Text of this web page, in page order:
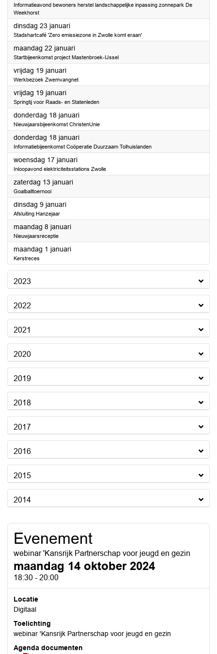
Informatieavond bewoners herstel landschappelijke inpassing zonnepark De
Weekhorst
dinsdag 23 januari2024
Stadshartcafé 'Zero emissiezone in Zwolle komt eraan'
maandag 22 januari2024
Startbijeenkomst project Mastenbroek-IJssel
vrijdag 19 januari2024
Werkbezoek Zwemvangnet
vrijdag 19 januari2024
Springtij voor Raads- en Statenleden
donderdag 18 januari2024
Nieuwjaarsbijeenkomst ChristenUnie
donderdag 18 januari2024
Informatiebijeenkomst Coöperatie Duurzaam Tolhuislanden
woensdag 17 januari2024
Inloopavond elektriciteitsstations Zwolle
zaterdag 13 januari2024
Goalballtoernooi
dinsdag 9 januari2024
Afsluiting Hanzejaar
maandag 8 januari2024
Nieuwjaarsreceptie
maandag 1 januari2024
Kerstreces
2023
2022
2021
2020
2019
2018
2017
2016
2015
2014
Evenement
webinar 'Kansrijk Partnerschap voor jeugd en gezin
maandag 14 oktober 2024
18:30 - 20:00
Locatie
Digitaal
Toelichting
webinar 'Kansrijk Partnerschap voor jeugd en gezin
Agenda documenten